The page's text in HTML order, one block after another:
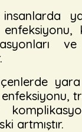
insanlarda
artmıştır.